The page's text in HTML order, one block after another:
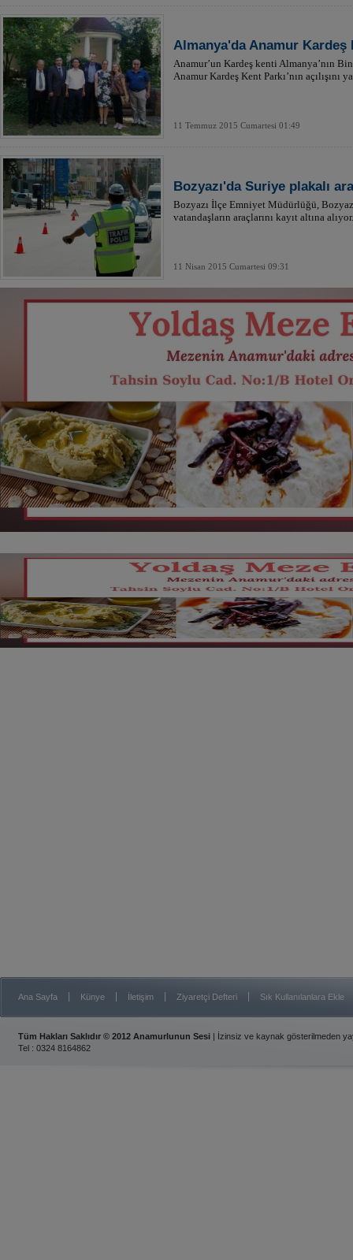
Almanya'da Anamur Kardeş
Anamur’un Kardeş kenti Almanya’nın
Anamur Kardeş Kent Parkı’nın açılışını
11 Temmuz 2015 Cumartesi 01:49
Bozyazı'da Suriye plakalı
Bozyazı İlçe Emniyet Müdürlüğü,
vatandaşların araçlarını kayıt altına alıyor.
11 Nisan 2015 Cumartesi 09:31
Ana Sayfa Künye İletişim Ziyaretçi Defteri Sık Kullanılanlara Ekle
Tüm Hakları Saklıdır © 2012 Anamurlunun Sesi | İzinsiz ve kaynak gösterilmeden
Tel : 0324 8164862